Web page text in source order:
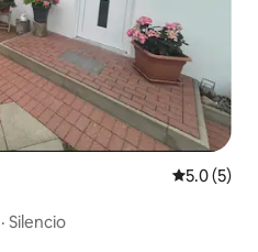
5.0 (5)
· Silencio